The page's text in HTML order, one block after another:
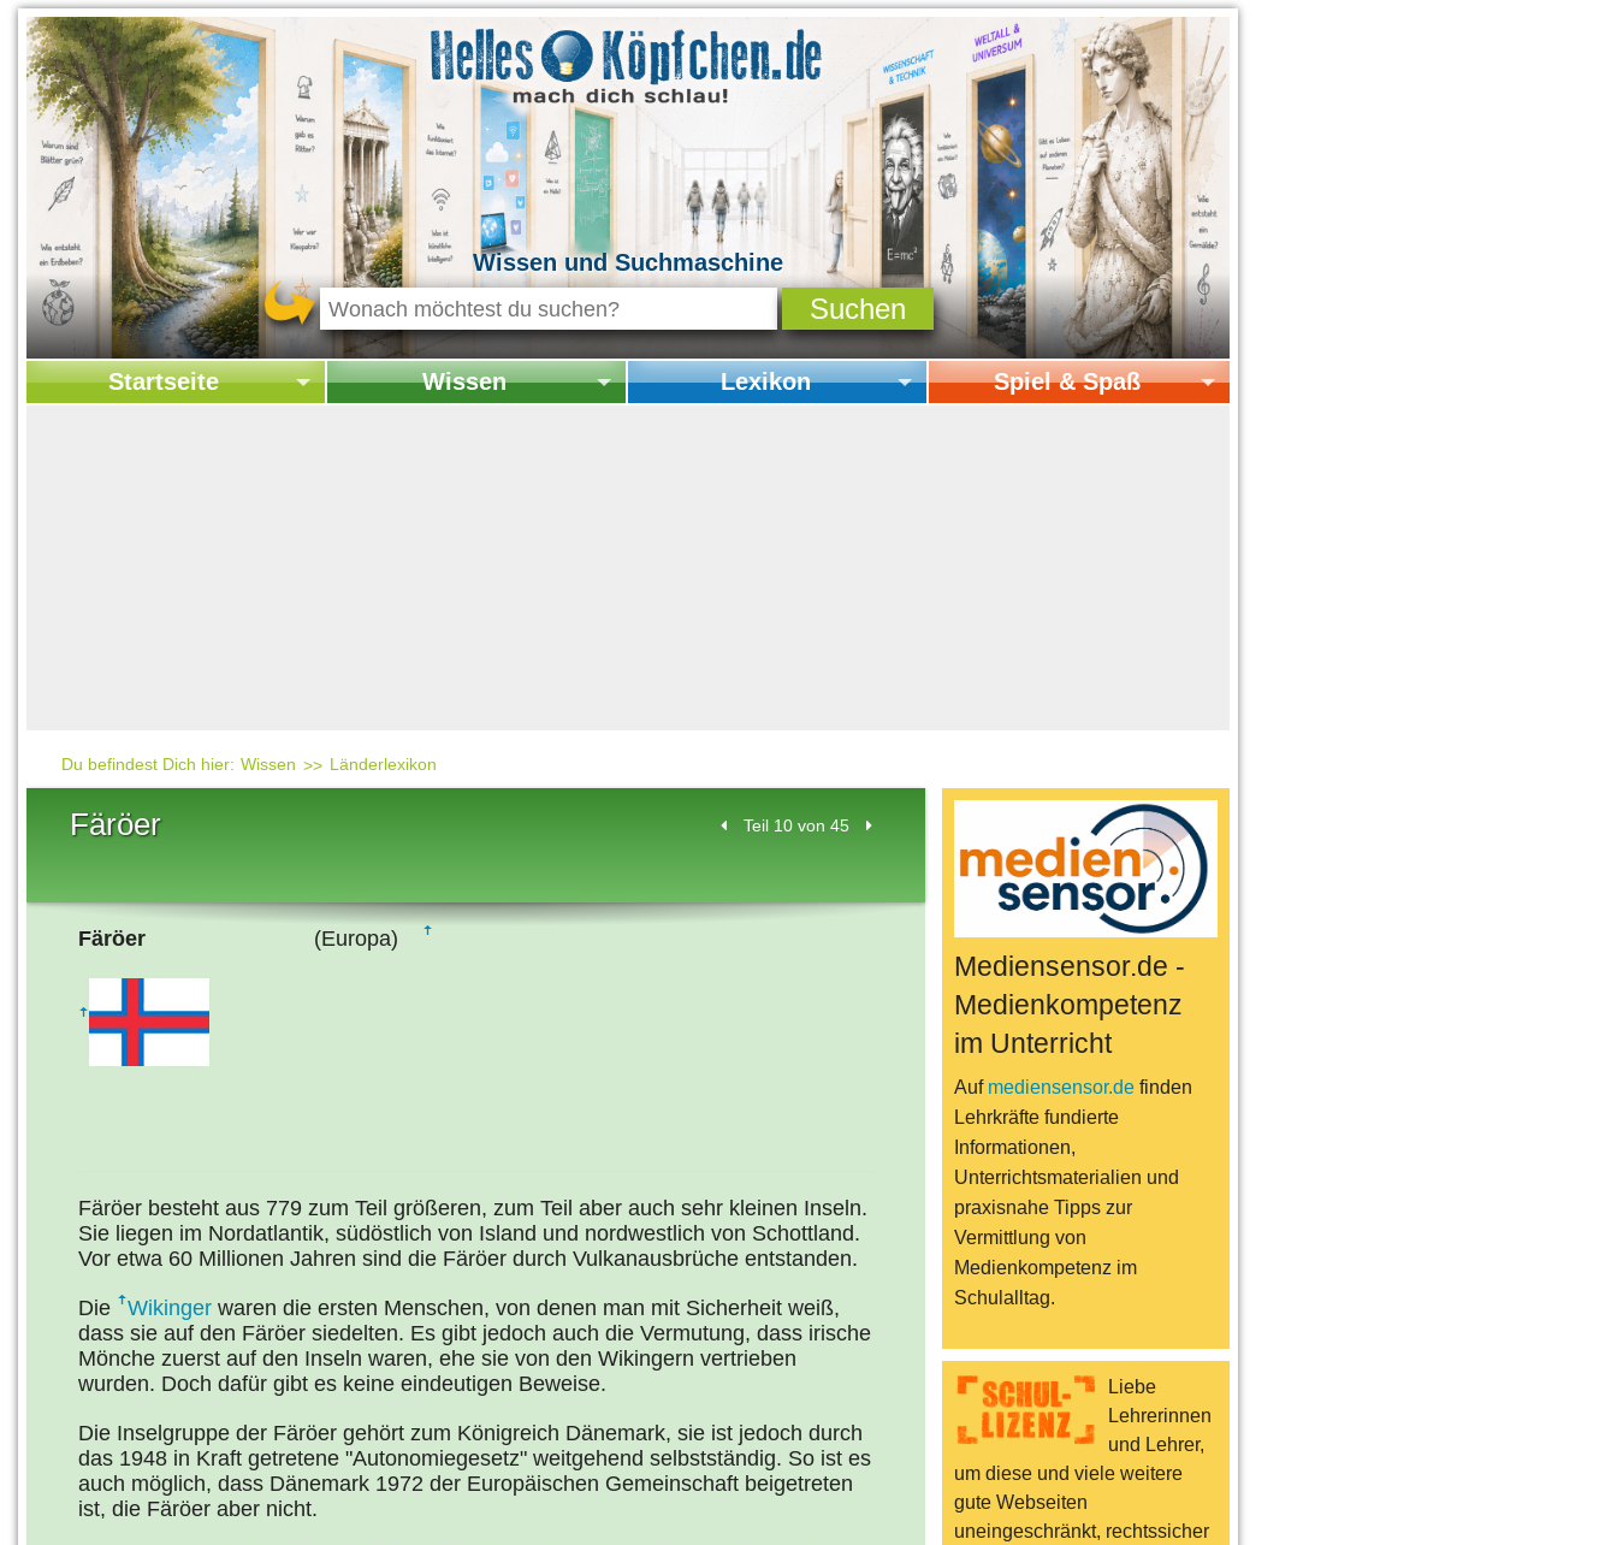
Wissen und Suchmaschine
Startseite Wissen
Technik
Lexikon Spiel & Spaß
Reisen, Events & Sport
E-Cards
Du befindest Dich hier: Wissen Länderlexikon
Färöer Teil 10 von 45
Färöer (Europa)
Färöer besteht aus 779 zum Teil größeren, zum Teil aber auch sehr kleinen Inseln.
Sie liegen im Nordatlantik, südöstlich von Island und nordwestlich von Schottland.
Vor etwa 60 Millionen Jahren sind die Färöer durch Vulkanausbrüche entstanden.
Die Wikinger waren die ersten Menschen, von denen man mit Sicherheit weiß,
dass sie auf den Färöer siedelten. Es gibt jedoch auch die Vermutung, dass irische
Mönche zuerst auf den Inseln waren, ehe sie von den Wikingern vertrieben
wurden. Doch dafür gibt es keine eindeutigen Beweise.
Die Inselgruppe der Färöer gehört zum Königreich Dänemark, sie ist jedoch durch
das 1948 in Kraft getretene "Autonomiegesetz" weitgehend selbstständig. So ist es
auch möglich, dass Dänemark 1972 der Europäischen Gemeinschaft beigetreten
ist, die Färöer aber nicht.
Mediensensor.de -
Medienkompetenz
im Unterricht
Auf mediensensor.definden
Lehrkräfte fundierte
Informationen,
Unterrichtsmaterialien und
praxisnahe Tipps zur
Vermittlung von
Medienkompetenz im
Schulalltag.
Liebe
Lehrerinnen
und Lehrer,
um diese und viele weitere
gute Webseiten
uneingeschränkt, rechtssicher